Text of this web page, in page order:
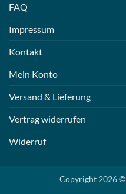
FAQ
Impressum
Kontakt
Mein Konto
Versand & Lieferung
Vertrag widerrufen
Widerruf
Copyright 2026 ©